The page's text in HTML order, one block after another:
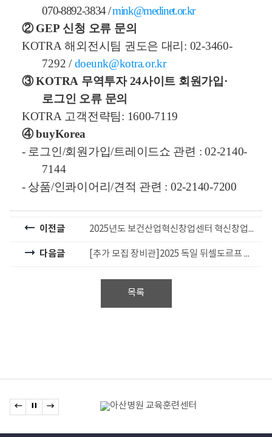
070-8892-3834 /mink@medinet.or.kr
②GEP 신청 오류 문의
KOTRA해외전시팀 권도은 대리: 02-3460-
7292 / doeunk@kotra.or.kr
③KOTRA 무역투자24사이트 회원가입·
로그인 오류 문의
KOTRA 고객전략팀: 1600-7119
④buyKorea
- 로그인/회원가입/트레이드쇼 관련 : 02-2140-
7144
- 상품/인콰이어리/견적 관련 : 02-2140-7200
이전글 2025년도 보건산업혁신창업센터 혁신창업멤버스 기업 모집 공고(~5/19(월), 17:00까지)
다음글 [추가 모집 장비관]2025 독일 뒤셀도르프 의료기기전시회(MEDICA 2025) 한국관 추가 모집안내
목록
관련기관
이전 배너로 이동
배너 정지다음 배너로 이동